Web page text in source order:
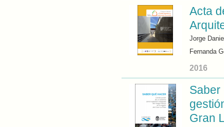
Acta
Jorge
Fernanda
2016
Saber
Gran